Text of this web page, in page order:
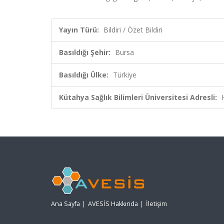
Yayın Türü: Bildiri / Özet Bildiri
Basıldığı Şehir: Bursa
Basıldığı Ülke: Türkiye
Kütahya Sağlık Bilimleri Üniversitesi Adresli:
Ana Sayfa | AVESİS Hakkında | İletişim